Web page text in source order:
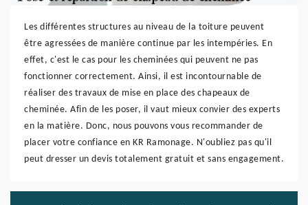
Les différentes structures au niveau de la toiture peuvent
être agressées de manière continue par les intempéries. En
effet, c'est le cas pour les cheminées qui peuvent ne pas
fonctionner correctement. Ainsi, il est incontournable de
réaliser des travaux de mise en place des chapeaux de
cheminée. Afin de les poser, il vaut mieux convier des experts
en la matière. Donc, nous pouvons vous recommander de
placer votre confiance en KR Ramonage. N'oubliez pas qu'il
peut dresser un devis totalement gratuit et sans engagement.